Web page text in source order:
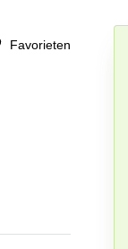
Favorieten